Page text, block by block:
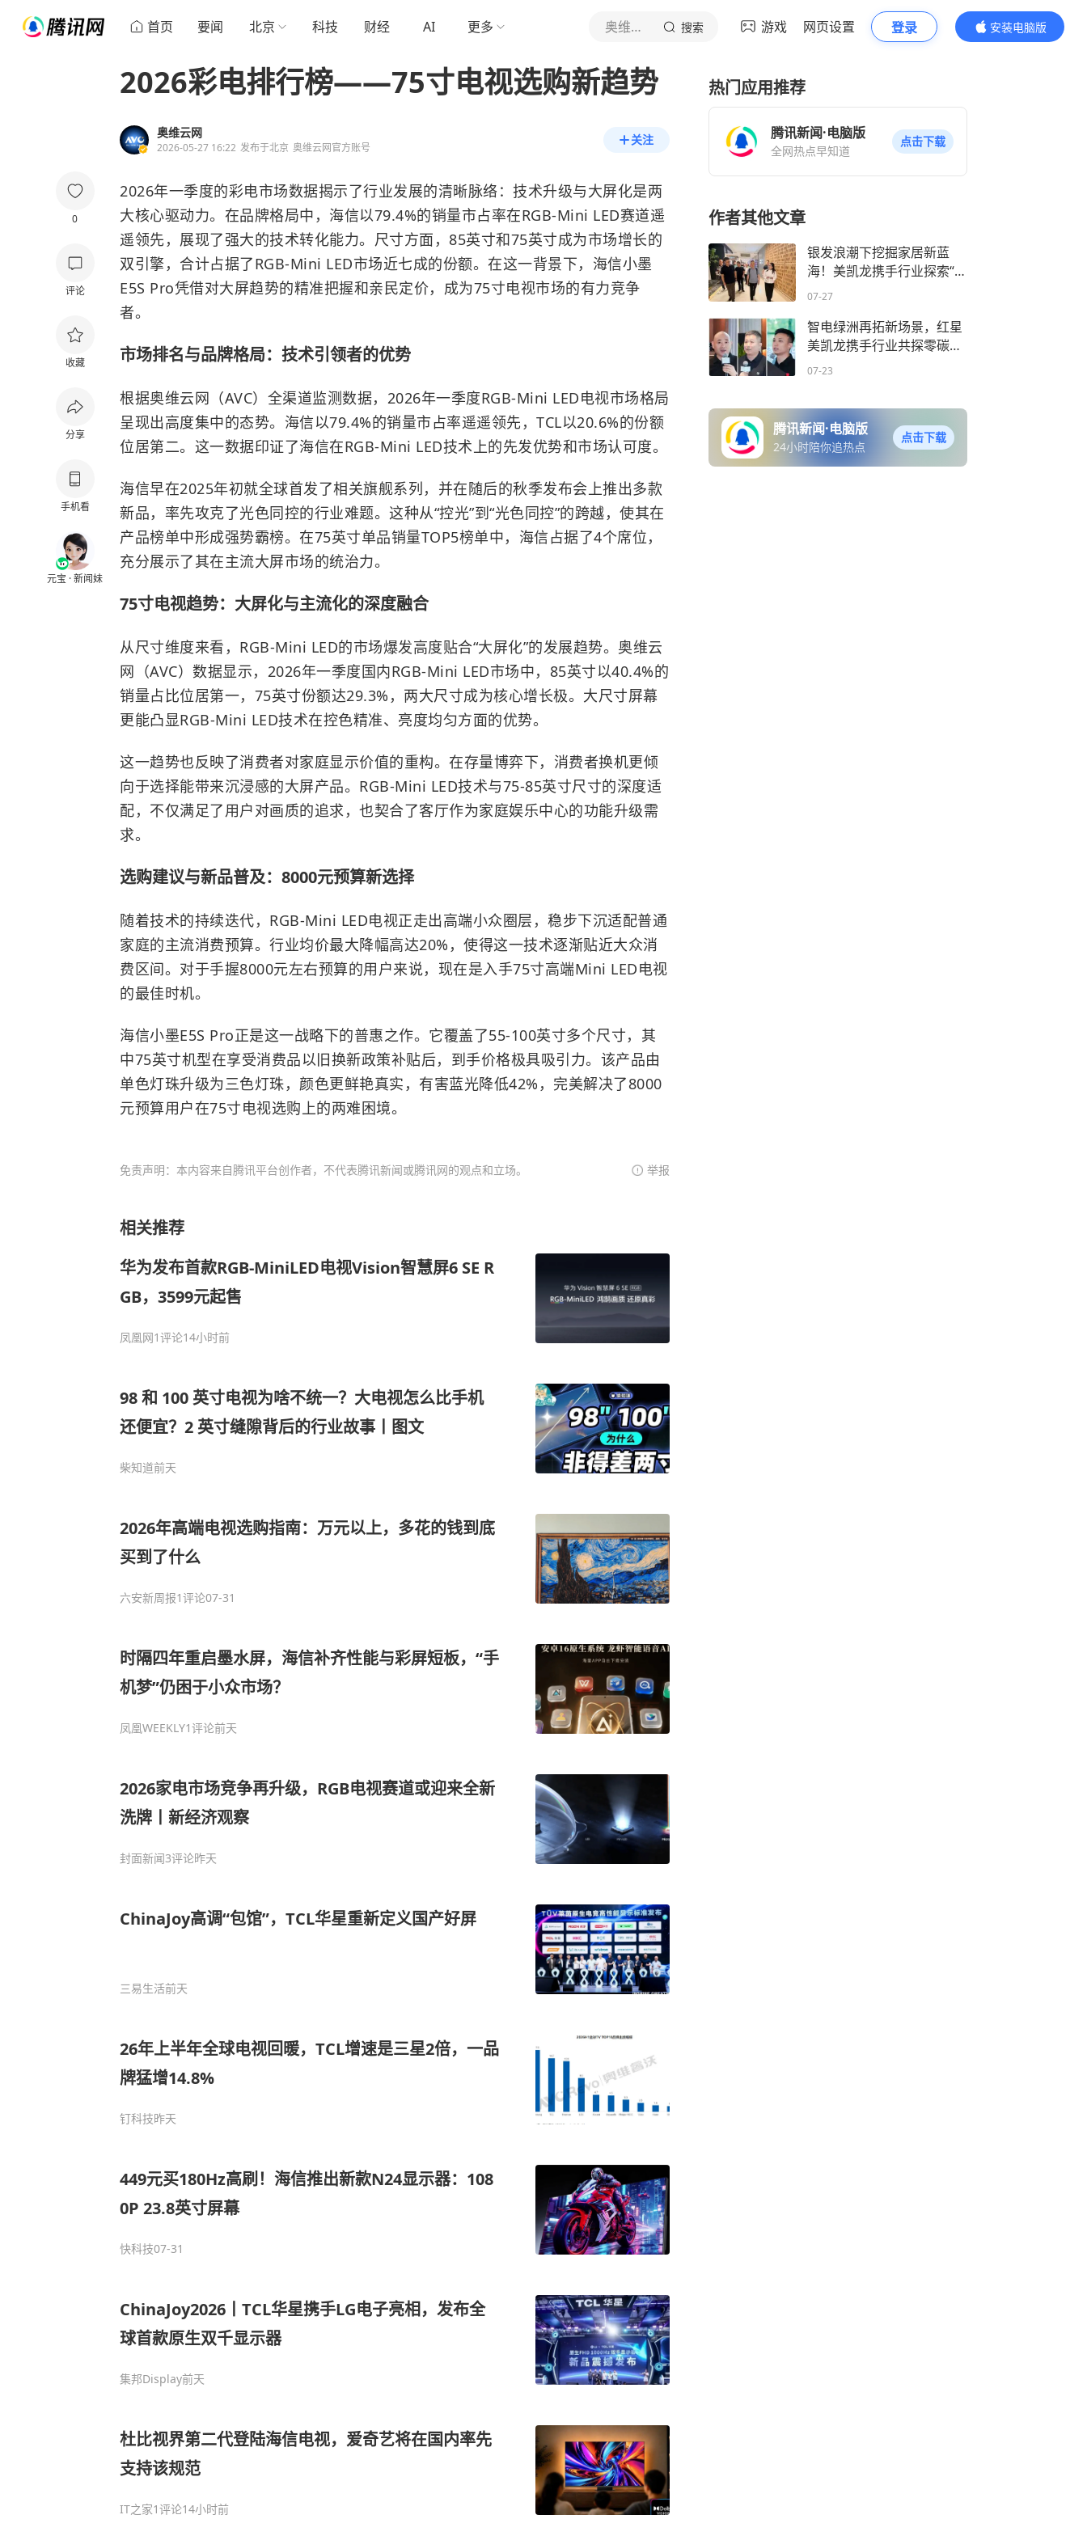
首页 要闻 北京 科技 财经 AI 更多 奥维云网 搜索 游戏 网页设置 登录
安装电脑版
内容更精彩
0
评论
收藏
分享
手机看
元宝 · 新闻妹
2026彩电排行榜——75寸电视选购新趋势
奥维云网
2026-05-27 16:22 发布于北京 奥维云网官方账号
关注
2026年一季度的彩电市场数据揭示了行业发展的清晰脉络：技术升级与大屏化是两
大核心驱动力。在品牌格局中，海信以79.4%的销量市占率在RGB-Mini LED赛道遥
遥领先，展现了强大的技术转化能力。尺寸方面，85英寸和75英寸成为市场增长的
双引擎，合计占据了RGB-Mini LED市场近七成的份额。在这一背景下，海信小墨
E5S Pro凭借对大屏趋势的精准把握和亲民定价，成为75寸电视市场的有力竞争
者。
市场排名与品牌格局：技术引领者的优势
根据奥维云网（AVC）全渠道监测数据，2026年一季度RGB-Mini LED电视市场格局
呈现出高度集中的态势。海信以79.4%的销量市占率遥遥领先，TCL以20.6%的份额
位居第二。这一数据印证了海信在RGB-Mini LED技术上的先发优势和市场认可度。
海信早在2025年初就全球首发了相关旗舰系列，并在随后的秋季发布会上推出多款
新品，率先攻克了光色同控的行业难题。这种从“控光”到“光色同控”的跨越，使其在
产品榜单中形成强势霸榜。在75英寸单品销量TOP5榜单中，海信占据了4个席位，
充分展示了其在主流大屏市场的统治力。
75寸电视趋势：大屏化与主流化的深度融合
从尺寸维度来看，RGB-Mini LED的市场爆发高度贴合“大屏化”的发展趋势。奥维云
网（AVC）数据显示，2026年一季度国内RGB-Mini LED市场中，85英寸以40.4%的
销量占比位居第一，75英寸份额达29.3%，两大尺寸成为核心增长极。大尺寸屏幕
更能凸显RGB-Mini LED技术在控色精准、亮度均匀方面的优势。
这一趋势也反映了消费者对家庭显示价值的重构。在存量博弈下，消费者换机更倾
向于选择能带来沉浸感的大屏产品。RGB-Mini LED技术与75-85英寸尺寸的深度适
配，不仅满足了用户对画质的追求，也契合了客厅作为家庭娱乐中心的功能升级需
求。
选购建议与新品普及：8000元预算新选择
随着技术的持续迭代，RGB-Mini LED电视正走出高端小众圈层，稳步下沉适配普通
家庭的主流消费预算。行业均价最大降幅高达20%，使得这一技术逐渐贴近大众消
费区间。对于手握8000元左右预算的用户来说，现在是入手75寸高端Mini LED电视
的最佳时机。
海信小墨E5S Pro正是这一战略下的普惠之作。它覆盖了55-100英寸多个尺寸，其
中75英寸机型在享受消费品以旧换新政策补贴后，到手价格极具吸引力。该产品由
单色灯珠升级为三色灯珠，颜色更鲜艳真实，有害蓝光降低42%，完美解决了8000
元预算用户在75寸电视选购上的两难困境。
免责声明：本内容来自腾讯平台创作者，不代表腾讯新闻或腾讯网的观点和立场。 举报
相关推荐
华为发布首款RGB-MiniLED电视Vision智慧屏6 SE R
GB，3599元起售
凤凰网1评论14小时前
98 和 100 英寸电视为啥不统一？大电视怎么比手机
还便宜？2 英寸缝隙背后的行业故事丨图文
柴知道前天
2026年高端电视选购指南：万元以上，多花的钱到底
买到了什么
六安新周报1评论07-31
时隔四年重启墨水屏，海信补齐性能与彩屏短板，“手
机梦”仍困于小众市场？
凤凰WEEKLY1评论前天
2026家电市场竞争再升级，RGB电视赛道或迎来全新
洗牌丨新经济观察
封面新闻3评论昨天
ChinaJoy高调“包馆”，TCL华星重新定义国产好屏
三易生活前天
26年上半年全球电视回暖，TCL增速是三星2倍，一品
牌猛增14.8%
钉科技昨天
449元买180Hz高刷！海信推出新款N24显示器：108
0P 23.8英寸屏幕
快科技07-31
ChinaJoy2026丨TCL华星携手LG电子亮相，发布全
球首款原生双千显示器
集邦Display前天
杜比视界第二代登陆海信电视，爱奇艺将在国内率先
支持该规范
IT之家1评论14小时前
热门应用推荐
腾讯新闻·电脑版
全网热点早知道
点击下载
作者其他文章
银发浪潮下挖掘家居新蓝
海！美凯龙携手行业探索“悦
龄适老”新路径
07-27
智电绿洲再拓新场景，红星
美凯龙携手行业共探零碳智
墅新程
07-23
腾讯新闻·电脑版
24小时陪你追热点
点击下载